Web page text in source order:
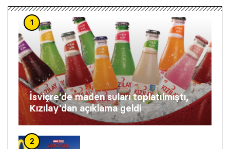
1
İsviçre’de maden suları toplatılmıştı,
Kızılay’dan açıklama geldi
2